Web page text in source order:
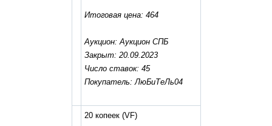
Итоговая цена: 464
Аукцион: Аукцион СПБ
Закрыт: 20.09.2023
Число ставок: 45
Покупатель: ЛюБиТеЛь04
20 копеек (VF)